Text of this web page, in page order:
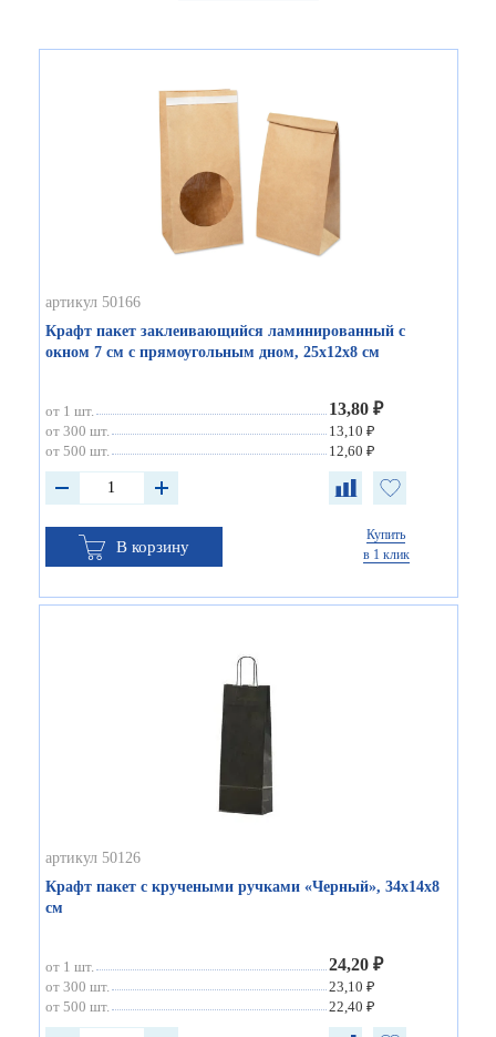
артикул 50166
Крафт пакет заклеивающийся ламинированный с
окном 7 см с прямоугольным дном, 25х12х8 см
от 1 шт. 13,80 ₽
от 300 шт.
13,10 ₽
от 500 шт.
12,60 ₽
В корзину
Купить
в 1 клик
артикул 50126
Крафт пакет с кручеными ручками «Черный», 34х14х8
см
от 1 шт. 24,20 ₽
от 300 шт.
23,10 ₽
от 500 шт.
22,40 ₽